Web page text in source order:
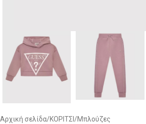
Αρχική σελίδα/ΚΟΡΙΤΣΙ /Μπλούζες